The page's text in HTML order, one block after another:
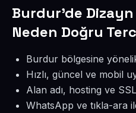
Burdur’de Dizayn
Neden Doğru
Burdur bölgesine
Hızlı, güncel ve mobil
Alan adı, hosting ve
WhatsApp ve tıkla-ara